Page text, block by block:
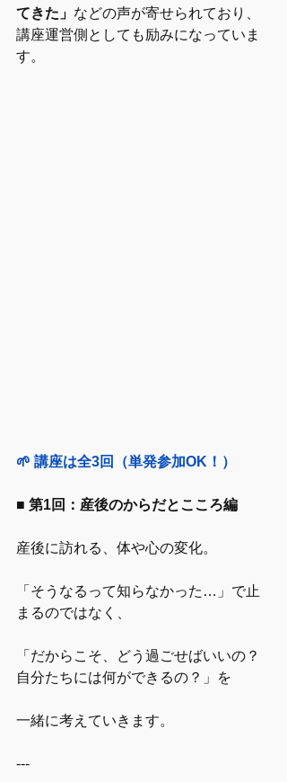
てきた」 などの声が寄せられており、
講座運営側としても励みになっていま
す。
🌱 講座は全3回（単発参加OK！）
■ 第1回：産後のからだとこころ編
産後に訪れる、体や心の変化。
「そうなるって知らなかった…」で止
まるのではなく、
「だからこそ、どう過ごせばいいの？
自分たちには何ができるの？」を
一緒に考えていきます。
---